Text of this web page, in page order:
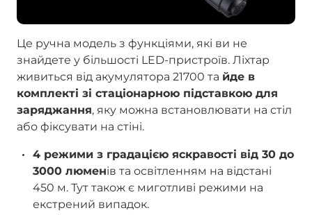
Це ручна модель з функціями, які ви не
знайдете у більшості LED-пристроїв. Ліхтар
живиться від акумулятора 21700 та йде в
комплекті зі стаціонарною підставкою для
заряджання, яку можна встановлювати на стіл
або фіксувати на стіні.
4 режими з градацією яскравості від 30 до
3000 люменів та освітленням на відстані
450 м. Тут також є миготливі режими на
екстрений випадок.